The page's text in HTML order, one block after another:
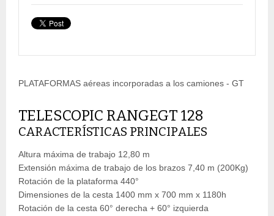
PLATAFORMAS aéreas incorporadas a los camiones - GT
TELESCOPIC RANGEGT 128
CARACTERÍSTICAS PRINCIPALES
Altura máxima de trabajo 12,80 m
Extensión máxima de trabajo de los brazos 7,40 m (200Kg)
Rotación de la plataforma 440°
Dimensiones de la cesta 1400 mm x 700 mm x 1180h
Rotación de la cesta 60° derecha + 60° izquierda